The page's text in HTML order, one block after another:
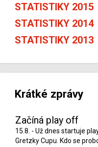
STATISTIKY 2015
STATISTIKY 2014
STATISTIKY 2013
Krátké zprávy
Začíná play off
15.8. - Už dnes startuje
Gretzky Cupu. Kdo se